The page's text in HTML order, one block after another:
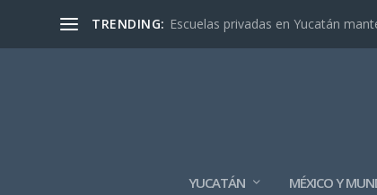
TRENDING: Escuelas privadas en Yucatán
YUCATÁN MÉXICO Y